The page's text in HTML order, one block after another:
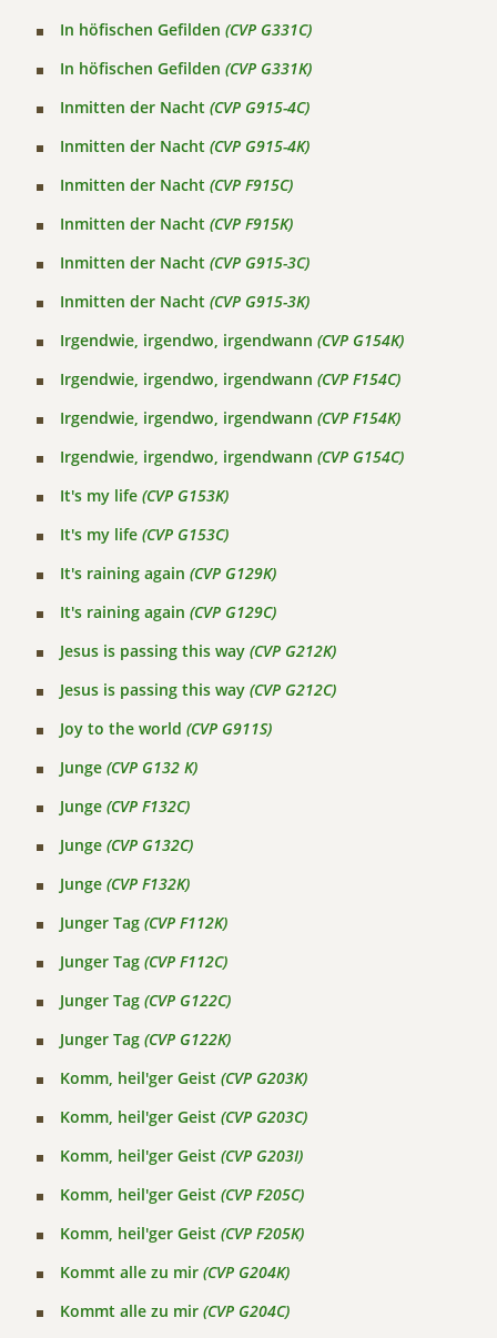
In höfischen Gefilden (CVP G331C)
In höfischen Gefilden (CVP G331K)
Inmitten der Nacht (CVP G915-4C)
Inmitten der Nacht (CVP G915-4K)
Inmitten der Nacht (CVP F915C)
Inmitten der Nacht (CVP F915K)
Inmitten der Nacht (CVP G915-3C)
Inmitten der Nacht (CVP G915-3K)
Irgendwie, irgendwo, irgendwann (CVP G154K)
Irgendwie, irgendwo, irgendwann (CVP F154C)
Irgendwie, irgendwo, irgendwann (CVP F154K)
Irgendwie, irgendwo, irgendwann (CVP G154C)
It's my life (CVP G153K)
It's my life (CVP G153C)
It's raining again (CVP G129K)
It's raining again (CVP G129C)
Jesus is passing this way (CVP G212K)
Jesus is passing this way (CVP G212C)
Joy to the world (CVP G911S)
Junge (CVP G132 K)
Junge (CVP F132C)
Junge (CVP G132C)
Junge (CVP F132K)
Junger Tag (CVP F112K)
Junger Tag (CVP F112C)
Junger Tag (CVP G122C)
Junger Tag (CVP G122K)
Komm, heil'ger Geist (CVP G203K)
Komm, heil'ger Geist (CVP G203C)
Komm, heil'ger Geist (CVP G203I)
Komm, heil'ger Geist (CVP F205C)
Komm, heil'ger Geist (CVP F205K)
Kommt alle zu mir (CVP G204K)
Kommt alle zu mir (CVP G204C)